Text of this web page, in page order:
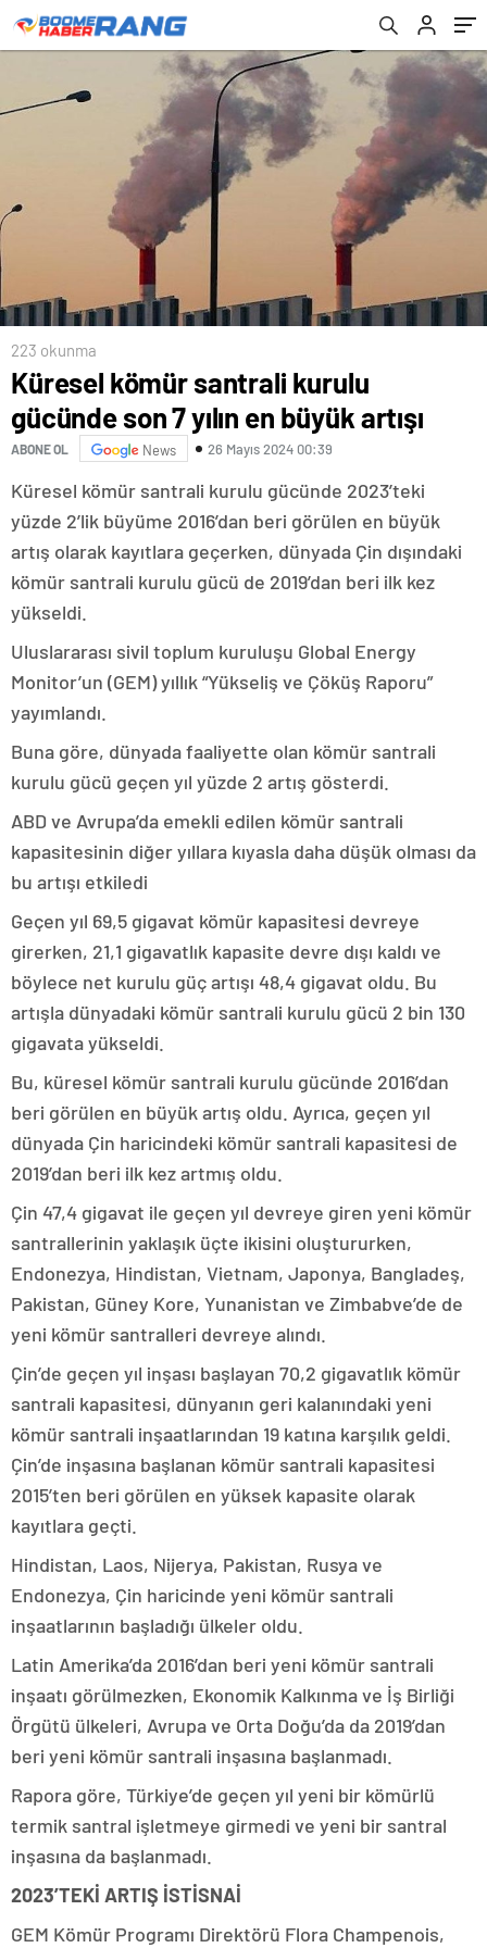
223 okunma
Küresel kömür santrali kurulu
gücünde son 7 yılın en büyük artışı
ABONE OL News 26 Mayıs 2024 00:39
Küresel kömür santrali kurulu gücünde 2023’teki
yüzde 2’lik büyüme 2016’dan beri görülen en büyük
artış olarak kayıtlara geçerken, dünyada Çin dışındaki
kömür santrali kurulu gücü de 2019’dan beri ilk kez
yükseldi.
Uluslararası sivil toplum kuruluşu Global Energy
Monitor’un (GEM) yıllık “Yükseliş ve Çöküş Raporu”
yayımlandı.
Buna göre, dünyada faaliyette olan kömür santrali
kurulu gücü geçen yıl yüzde 2 artış gösterdi.
ABD ve Avrupa’da emekli edilen kömür santrali
kapasitesinin diğer yıllara kıyasla daha düşük olması da
bu artışı etkiledi
Geçen yıl 69,5 gigavat kömür kapasitesi devreye
girerken, 21,1 gigavatlık kapasite devre dışı kaldı ve
böylece net kurulu güç artışı 48,4 gigavat oldu. Bu
artışla dünyadaki kömür santrali kurulu gücü 2 bin 130
gigavata yükseldi.
Bu, küresel kömür santrali kurulu gücünde 2016’dan
beri görülen en büyük artış oldu. Ayrıca, geçen yıl
dünyada Çin haricindeki kömür santrali kapasitesi de
2019’dan beri ilk kez artmış oldu.
Çin 47,4 gigavat ile geçen yıl devreye giren yeni kömür
santrallerinin yaklaşık üçte ikisini oluştururken,
Endonezya, Hindistan, Vietnam, Japonya, Bangladeş,
Pakistan, Güney Kore, Yunanistan ve Zimbabve’de de
yeni kömür santralleri devreye alındı.
Çin’de geçen yıl inşası başlayan 70,2 gigavatlık kömür
santrali kapasitesi, dünyanın geri kalanındaki yeni
kömür santrali inşaatlarından 19 katına karşılık geldi.
Çin’de inşasına başlanan kömür santrali kapasitesi
2015’ten beri görülen en yüksek kapasite olarak
kayıtlara geçti.
Hindistan, Laos, Nijerya, Pakistan, Rusya ve
Endonezya, Çin haricinde yeni kömür santrali
inşaatlarının başladığı ülkeler oldu.
Latin Amerika’da 2016’dan beri yeni kömür santrali
inşaatı görülmezken, Ekonomik Kalkınma ve İş Birliği
Örgütü ülkeleri, Avrupa ve Orta Doğu’da da 2019’dan
beri yeni kömür santrali inşasına başlanmadı.
Rapora göre, Türkiye’de geçen yıl yeni bir kömürlü
termik santral işletmeye girmedi ve yeni bir santral
inşasına da başlanmadı.
2023’TEKİ ARTIŞ İSTİSNAİ
GEM Kömür Programı Direktörü Flora Champenois,